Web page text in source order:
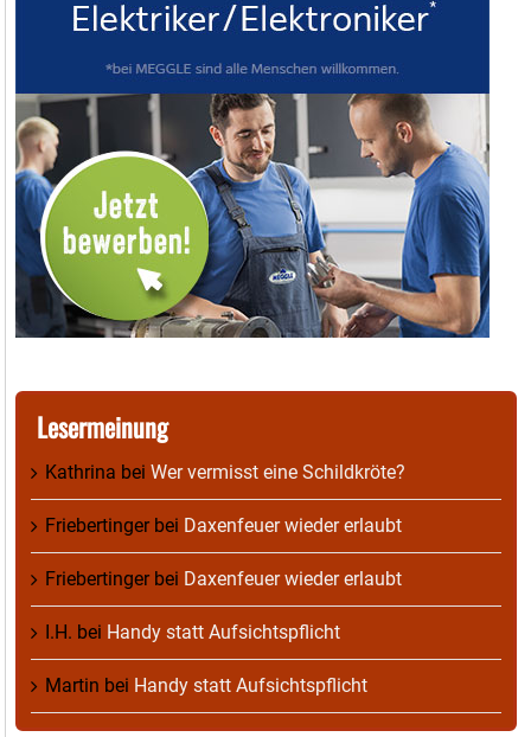
Lesermeinung
Kathrina bei Wer vermisst eine Schildkröte?
Friebertingerbei Daxenfeuer wieder erlaubt
Friebertingerbei Daxenfeuer wieder erlaubt
I.H. bei Handy statt Aufsichtspflicht
Martin bei Handy statt Aufsichtspflicht